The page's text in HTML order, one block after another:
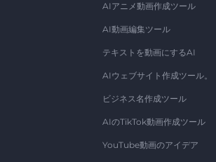
AIアニメ動画作成ツール
AI動画編集ツール
テキストを動画にするAI
AIウェブサイト作成ツール。
ビジネス名作成ツール
AIのTikTok動画作成ツール
YouTube動画のアイデア